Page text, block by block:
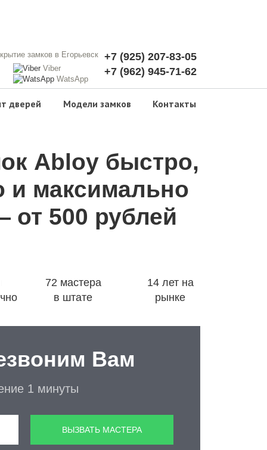
+7 (925) 207-83-05
+7 (962) 945-71-62
Viber
WatsApp
дверей Модели замков Контакты
Abloy быстро,
и максимально
от 500 рублей
72 мастера
в штате
14 лет на
рынке
Вам
1 минуты